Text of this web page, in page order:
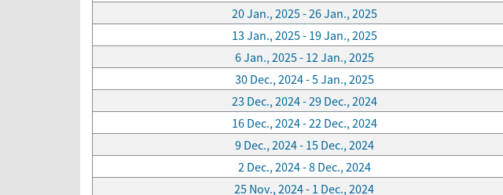
20 Jan., 2025 - 26 Jan., 2025
13 Jan., 2025 - 19 Jan., 2025
6 Jan., 2025 - 12 Jan., 2025
30 Dec., 2024 - 5 Jan., 2025
23 Dec., 2024 - 29 Dec., 2024
16 Dec., 2024 - 22 Dec., 2024
9 Dec., 2024 - 15 Dec., 2024
2 Dec., 2024 - 8 Dec., 2024
25 Nov., 2024 - 1 Dec., 2024